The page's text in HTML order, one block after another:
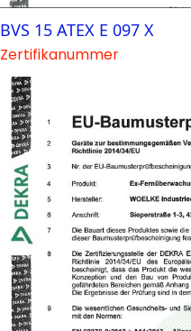
BVS 15 ATEX E 097 X
Zertifikanummer